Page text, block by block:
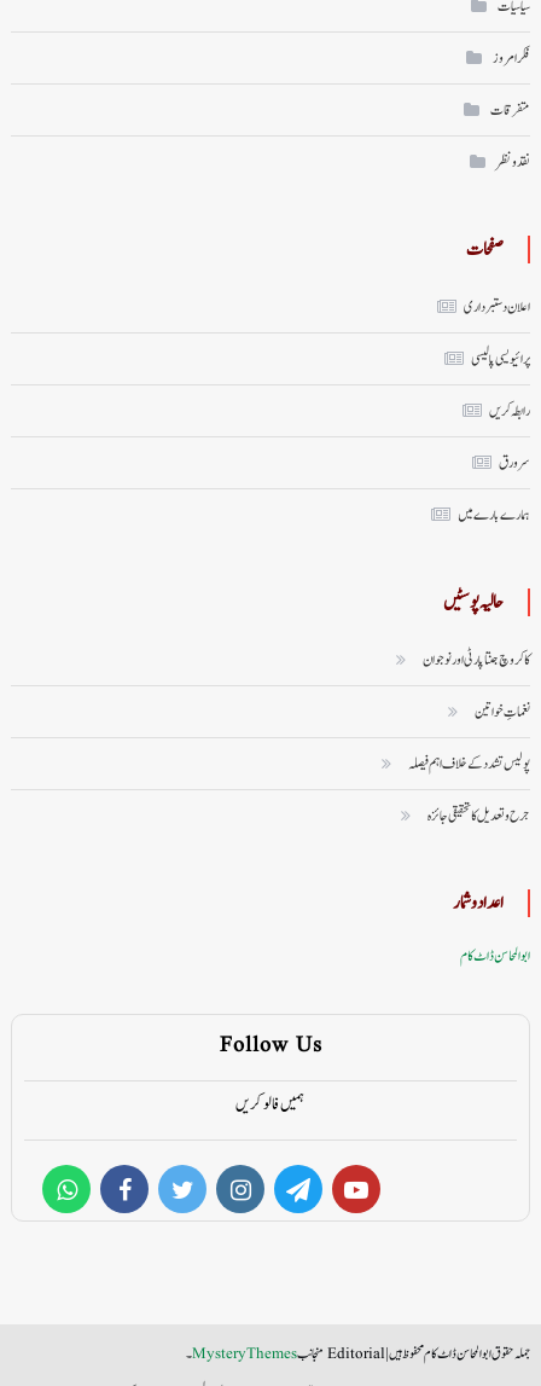
سیاسیات
فکر امروز
متفرقات
نقد ونظر
صفحات
اعلان دستبرداری
پرائیویسی پالیسی
رابطہ کریں
سر ورق
ہمارے بارے میں
حالیہ پوسٹیں
کاکروچ جنتا پارٹی اور نوجوان
نغماتِ خواتین
پولیس تشدد کے خلاف اہم فیصلہ
جرح و تعدیل کا تحقیقی جائزہ
اعداد وشمار
ابوالمحاسن ڈاٹ کام
Follow Us
ہمیں فالو کریں
جملہ حقوق ابوالمحاسن ڈاٹ کام محفوظ ہیں|Editorial منجانب MysteryThemes۔